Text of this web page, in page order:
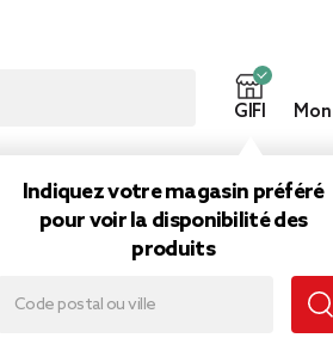
GIFI
Indiquez votre magasin préféré
pour voir la disponibilité des
produits
rose avec voile pour déguisement fille